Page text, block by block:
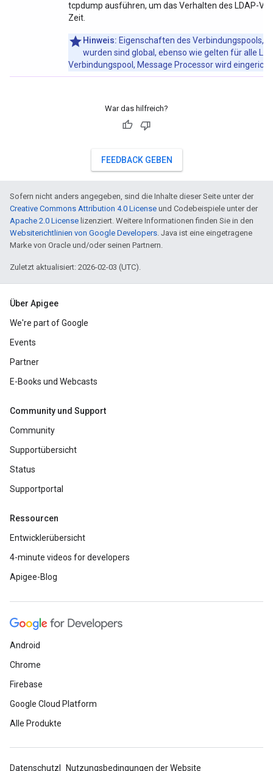
tcpdump ausführen, um das Verhalten des LDAP-
Zeit.
Hinweis: Eigenschaften des Verbindungspools,
wurden sind global, ebenso wie gelten für alle
Verbindungspool, Message Processor wird
War das hilfreich?
FEEDBACK GEBEN
Sofern nicht anders angegeben, sind die Inhalte dieser Seite unter der
Creative Commons Attribution 4.0 License und Codebeispiele unter der
Apache 2.0 License lizenziert. Weitere Informationen finden Sie in den
Websiterichtlinien von Google Developers. Java ist eine eingetragene
Marke von Oracle und/oder seinen Partnern.
Zuletzt aktualisiert: 2026-02-03 (UTC).
Über Apigee
We're part of Google
Events
Partner
E-Books und Webcasts
Community und Support
Community
Supportübersicht
Status
Supportportal
Ressourcen
Entwicklerübersicht
4-minute videos for developers
Apigee-Blog
Android
Chrome
Firebase
Google Cloud Platform
Alle Produkte
Datenschutz Nutzungsbedingungen der Website